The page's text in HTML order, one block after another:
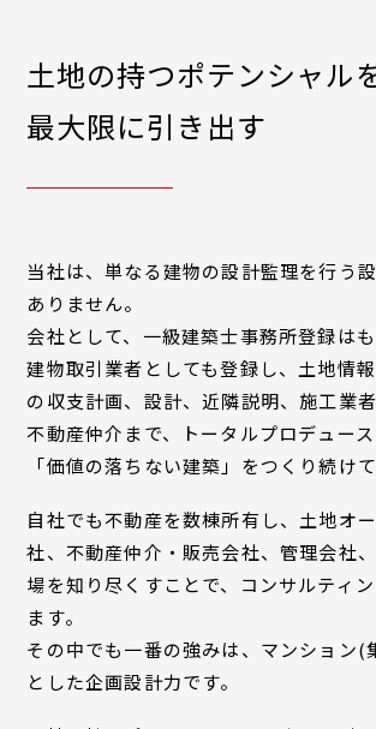
土地の持つポテンシャル
最大限に引き出す
当社は、単なる建物の設計監理を行う
ありません。
会社として、一級建築士事務所登録は
建物取引業者としても登録し、土地情
の収支計画、設計、近隣説明、施工業者
不動産仲介まで、トータルプロデュース
「価値の落ちない建築」をつくり続けて
自社でも不動産を数棟所有し、土地オ
社、不動産仲介・販売会社、管理会社
場を知り尽くすことで、コンサルティ
ます。
その中でも一番の強みは、マンション(
とした企画設計力です。